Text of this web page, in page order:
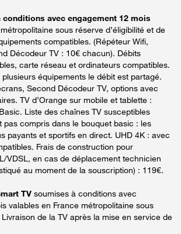
avec engagement 12 mois
sous réserve d’éligibilité et de
compatibles. (Répéteur Wifi,
Décodeur TV : 10€ chacun). Débits
carte réseau et ordinateurs compatibles.
plusieurs équipements le débit est partagé.
Second Décodeur TV, options avec
TV d’Orange sur mobile et tablette :
Liste des chaînes TV susceptibles
pas compris dans le bouquet basic : les
payants et sportifs en direct. UHD 4K : avec
Frais de construction pour
VDSL, en cas de déplacement technicien
au moment de la souscription) : 119€.
TV soumises à conditions avec
valables en France métropolitaine sous
Livraison de la TV après la mise en service de